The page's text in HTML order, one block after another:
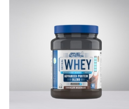
Critical Whey
Applied Nutrition Proteinko Svi proizvodi
150,00рсд
2.200,00рсд